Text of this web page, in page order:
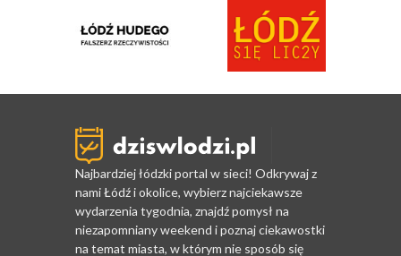
Najbardziej łódzki portal w sieci! Odkrywaj z
nami Łódź i okolice, wybierz najciekawsze
wydarzenia tygodnia, znajdź pomysł na
niezapomniany weekend i poznaj ciekawostki
na temat miasta, w którym nie sposób się